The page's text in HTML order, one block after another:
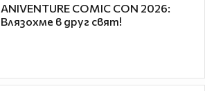
ANIVENTURE COMIC CON 2026:
Влязохме в друг свят!